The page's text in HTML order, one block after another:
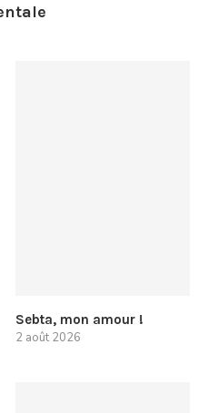
Sebta, mon amour !
2 août 2026